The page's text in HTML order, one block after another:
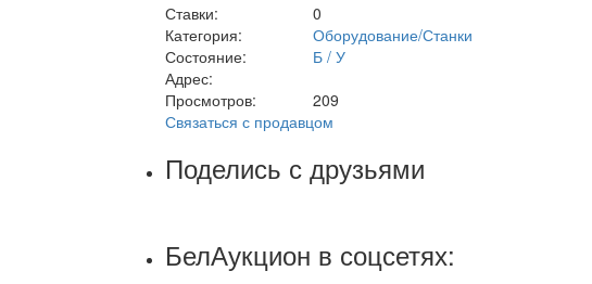
Ставки:
0
Категория:
Оборудование/Станки
Состояние:
Б / У
Адрес:
Просмотров:
209
Связаться с продавцом
Поделись с друзьями
БелАукцион в соцсетях: